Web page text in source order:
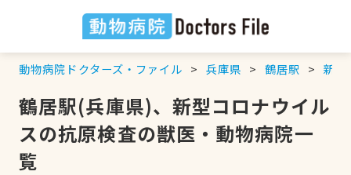
動物病院ドクターズ・ファイル 兵庫県 鶴居駅 新型
鶴居駅(兵庫県)、新型コロナウイル
スの抗原検査の獣医・動物病院一
覧